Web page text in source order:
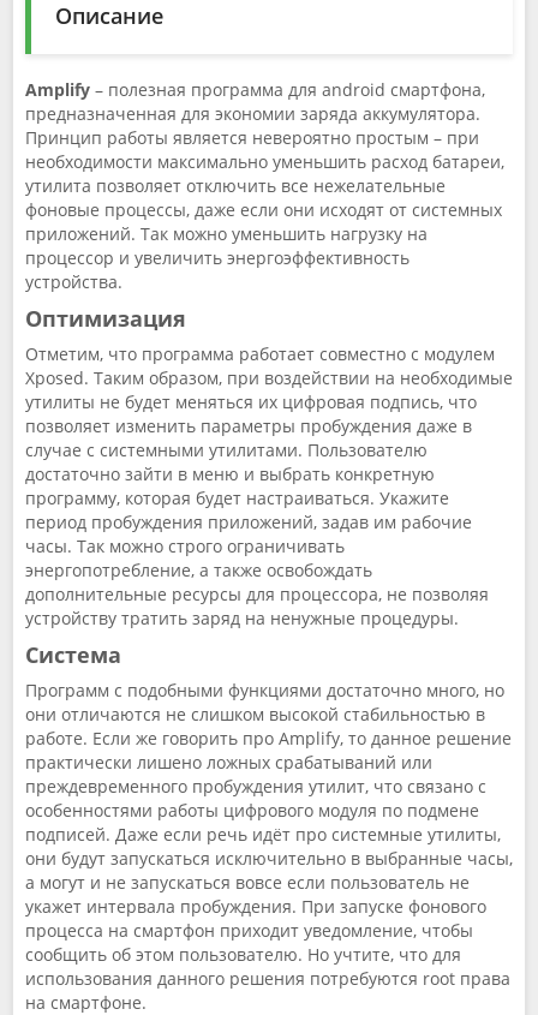
Описание
Amplify – полезная программа для android смартфона,
предназначенная для экономии заряда аккумулятора.
Принцип работы является невероятно простым – при
необходимости максимально уменьшить расход батареи,
утилита позволяет отключить все нежелательные
фоновые процессы, даже если они исходят от системных
приложений. Так можно уменьшить нагрузку на
процессор и увеличить энергоэффективность
устройства.
Оптимизация
Отметим, что программа работает совместно с модулем
Xposed. Таким образом, при воздействии на необходимые
утилиты не будет меняться их цифровая подпись, что
позволяет изменить параметры пробуждения даже в
случае с системными утилитами. Пользователю
достаточно зайти в меню и выбрать конкретную
программу, которая будет настраиваться. Укажите
период пробуждения приложений, задав им рабочие
часы. Так можно строго ограничивать
энергопотребление, а также освобождать
дополнительные ресурсы для процессора, не позволяя
устройству тратить заряд на ненужные процедуры.
Система
Программ с подобными функциями достаточно много, но
они отличаются не слишком высокой стабильностью в
работе. Если же говорить про Amplify, то данное решение
практически лишено ложных срабатываний или
преждевременного пробуждения утилит, что связано с
особенностями работы цифрового модуля по подмене
подписей. Даже если речь идёт про системные утилиты,
они будут запускаться исключительно в выбранные часы,
а могут и не запускаться вовсе если пользователь не
укажет интервала пробуждения. При запуске фонового
процесса на смартфон приходит уведомление, чтобы
сообщить об этом пользователю. Но учтите, что для
использования данного решения потребуются root права
на смартфоне.